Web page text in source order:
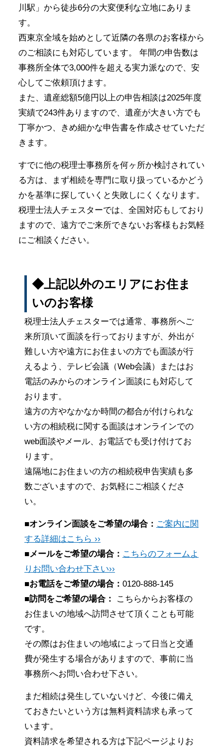
川駅」から徒歩6分の大変便利な立地にありま
す。
西東京全域を始めとして近隣の各県のお客様から
のご相談にも対応しています。 年間の申告数は
事務所全体で3,000件を超える実力派なので、安
心してご依頼頂けます。
また、遺産総額5億円以上の申告相談は2025年度
実績で243件ありますので、遺産が大きい方でも
丁寧かつ、きめ細かな申告書を作成させていただ
きます。
すでに他の税理士事務所を何ヶ所か検討されてい
る方は、まず相続を専門に取り扱っているかどう
かを基準に探していくと失敗しにくくなります。
税理士法人チェスターでは、全国対応もしており
ますので、遠方でご来所できないお客様もお気軽
にご相談ください。
◆上記以外のエリアにお住ま
いのお客様
税理士法人チェスターでは通常、事務所へご
来所頂いて面談を行っておりますが、外出が
難しい方や遠方にお住まいの方でも面談が行
えるよう、テレビ会議（Web会議）またはお
電話のみからのオンライン面談にも対応して
おります。
遠方の方やなかなか時間の都合が付けられな
い方の相続税に関する面談はオンラインでの
web面談やメール、お電話でも受け付けてお
ります。
遠隔地にお住まいの方の相続税申告実績も多
数ございますので、お気軽にご相談くださ
い。
■オンライン面談をご希望の場合： ご案内に関
する詳細はこちら ››
■メールをご希望の場合： こちらのフォームよ
りお問い合わせ下さい››
■お電話をご希望の場合： 0120-888-145
■訪問をご希望の場合：
こちらからお客様の
お住まいの地域へ訪問させて頂くことも可能
です。
その際はお住まいの地域によって日当と交通
費が発生する場合がありますので、事前に当
事務所へお問い合わせ下さい。
まだ相続は発生していないけど、今後に備え
ておきたいという方は無料資料請求も承って
います。
資料請求を希望される方は下記ページよりお